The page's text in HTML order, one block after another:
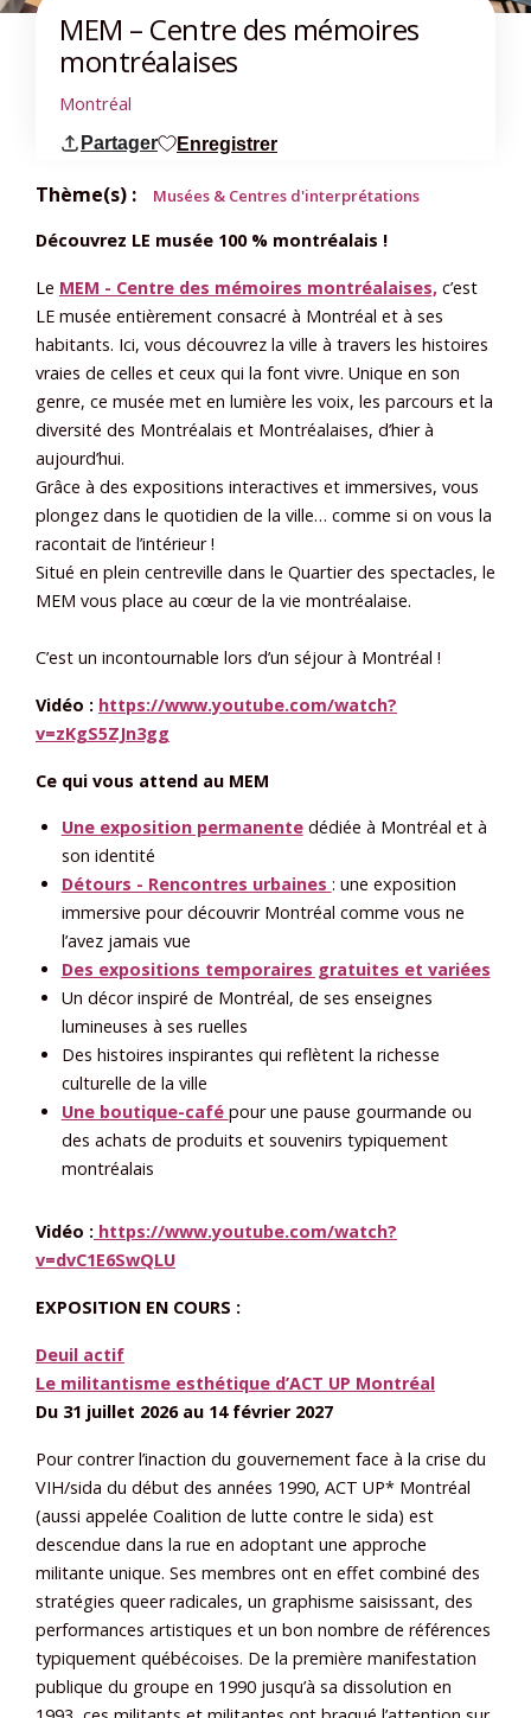
MEM – Centre des mémoires
montréalaises
Montréal
Partager Enregistrer
Thème(s) : Musées & Centres d'interprétations
Découvrez LE musée 100 % montréalais !
Le MEM - Centre des mémoires montréalaises, c’est
LE musée entièrement consacré à Montréal et à ses
habitants. Ici, vous découvrez la ville à travers les histoires
vraies de celles et ceux qui la font vivre. Unique en son
genre, ce musée met en lumière les voix, les parcours et la
diversité des Montréalais et Montréalaises, d’hier à
aujourd’hui.
Grâce à des expositions interactives et immersives, vous
plongez dans le quotidien de la ville… comme si on vous la
racontait de l’intérieur !
Situé en plein centreville dans le Quartier des spectacles, le
MEM vous place au cœur de la vie montréalaise.
C’est un incontournable lors d’un séjour à Montréal !
Vidéo : https://www.youtube.com/watch?
v=zKgS5ZJn3gg
Ce qui vous attend au MEM
Une exposition permanentedédiée à Montréal et à
son identité
Détours - Rencontres urbaines : une exposition
immersive pour découvrir Montréal comme vous ne
l’avez jamais vue
Des expositions temporaires gratuites et variées
Un décor inspiré de Montréal, de ses enseignes
lumineuses à ses ruelles
Des histoires inspirantes qui reflètent la richesse
culturelle de la ville
Une boutique-café pour une pause gourmande ou
des achats de produits et souvenirs typiquement
montréalais
Vidéo : https://www.youtube.com/watch?
v=dvC1E6SwQLU
EXPOSITION EN COURS :
Deuil actif
Le militantisme esthétique d’ACT UP Montréal
Du 31 juillet 2026 au 14 février 2027
Pour contrer l’inaction du gouvernement face à la crise du
VIH/sida du début des années 1990, ACT UP* Montréal
(aussi appelée Coalition de lutte contre le sida) est
descendue dans la rue en adoptant une approche
militante unique. Ses membres ont en effet combiné des
stratégies queer radicales, un graphisme saisissant, des
performances artistiques et un bon nombre de références
typiquement québécoises. De la première manifestation
publique du groupe en 1990 jusqu’à sa dissolution en